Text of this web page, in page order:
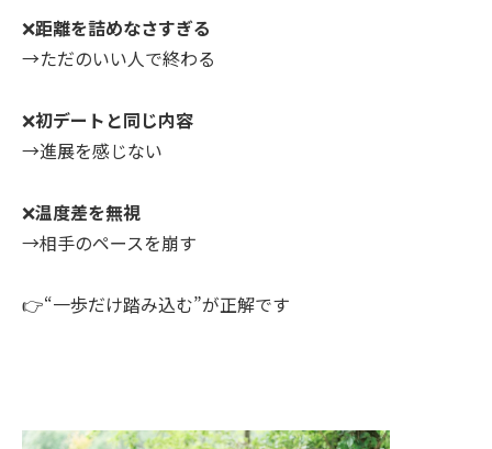
❌距離を詰めなさすぎる
→ただのいい人で終わる
❌初デートと同じ内容
→進展を感じない
❌温度差を無視
→相手のペースを崩す
👉“一歩だけ踏み込む”が正解です